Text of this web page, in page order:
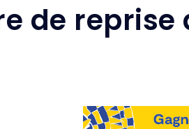
de